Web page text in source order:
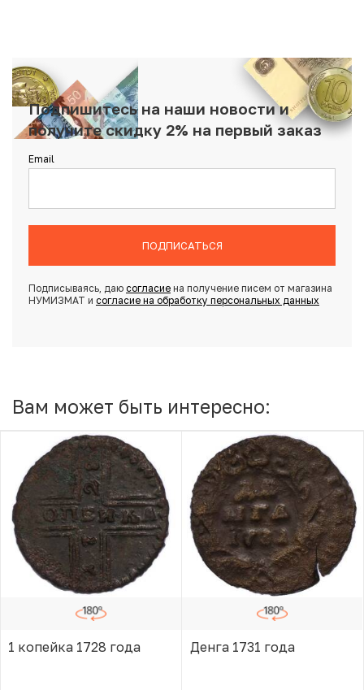
Подпишитесь на наши новости и
получите скидку 2% на первый заказ
Email
ПОДПИСАТЬСЯ
Подписываясь, даю согласиена получение писем от магазина
НУМИЗМАТ и согласие на обработку персональных данных
Вам может быть интересно:
1 копейка 1728 года Денга 1731 года